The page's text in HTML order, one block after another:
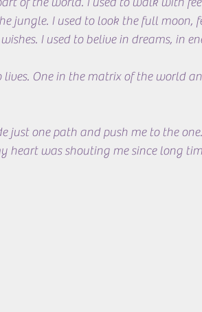
jungle. I used to look the full moon,
I used to belive in dreams, in
One in the matrix of the world
just one path and push me to the
heart was shouting me since long